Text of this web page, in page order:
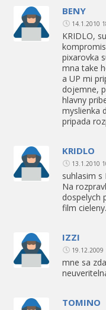
BENY
14.1.2010
KRIDLO,
pixarovka
mna take
a UP mi
dojemne,
hlavny
myslienka
pripada
KRIDLO
13.1.2010
suhlasim s
Na
dospelych
film
IZZI
19.12.2009
mne sa
TOMINO